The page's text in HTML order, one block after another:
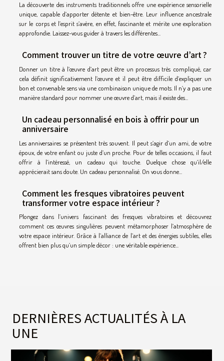
La découverte des instruments traditionnels offre une expérience sensorielle
unique, capable d’apporter détente et bien-être. Leur influence ancestrale
sur le corps et l’esprit s’avère, en effet, fascinante et mérite une exploration
approfondie. Laissez-vous guider à travers les différentes...
Comment trouver un titre de votre œuvre d’art ?
Donner un titre à l’œuvre d’art peut être un processus très compliqué, car
cela définit significativement l’œuvre et il peut être difficile d’expliquer un
bon et convenable sens via une combinaison unique de mots. Il n’y a pas une
manière standard pour nommer une œuvre d’art, mais il existe des...
Un cadeau personnalisé en bois à offrir pour un
anniversaire
Les anniversaires se présentent très souvent. Il peut s’agir d’un ami, de votre
époux, de votre enfant ou juste d’un proche. Pour de telles occasions, il faut
offrir à l’intéressé, un cadeau qui touche. Quelque chose qu’il/elle
apprécierait sans doute. Un cadeau personnalisé. On vous donne...
Comment les fresques vibratoires peuvent
transformer votre espace intérieur ?
Plongez dans l’univers fascinant des fresques vibratoires et découvrez
comment ces œuvres singulières peuvent métamorphoser l’atmosphère de
votre espace intérieur. Grâce à l’alliance de l’art et des énergies subtiles, elles
offrent bien plus qu’un simple décor : une véritable expérience...
DERNIÈRES ACTUALITÉS À LA
UNE